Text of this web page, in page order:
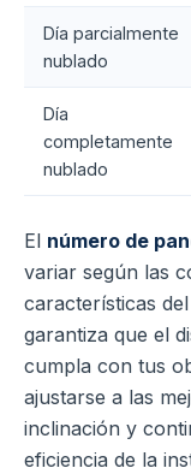
Día parcialmente
nublado
Día
completamente
nublado
El número de
variar según las
características
garantiza que el
cumpla con tus
ajustarse a las
inclinación y
eficiencia de la